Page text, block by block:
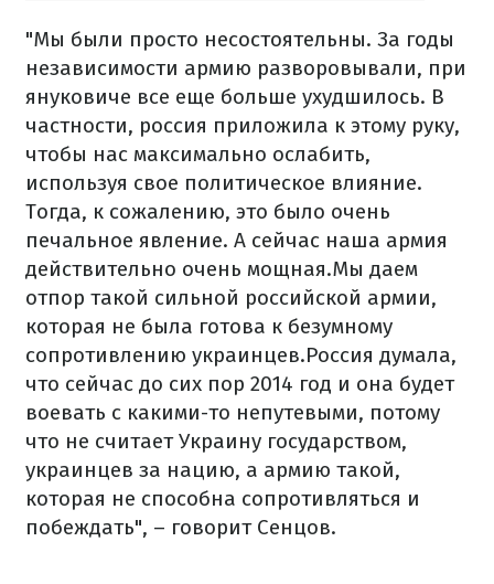
"Мы были просто несостоятельны. За годы
независимости армию разворовывали, при
януковиче все еще больше ухудшилось. В
частности, россия приложила к этому руку,
чтобы нас максимально ослабить,
используя свое политическое влияние.
Тогда, к сожалению, это было очень
печальное явление. А сейчас наша армия
действительно очень мощная.Мы даем
отпор такой сильной российской армии,
которая не была готова к безумному
сопротивлению украинцев.Россия думала,
что сейчас до сих пор 2014 год и она будет
воевать с какими-то непутевыми, потому
что не считает Украину государством,
украинцев за нацию, а армию такой,
которая не способна сопротивляться и
побеждать", – говорит Сенцов.